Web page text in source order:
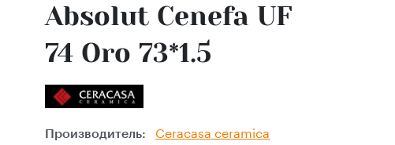
Absolut Cenefa UF
74 Oro 73*1.5
Производитель: Ceracasa ceramica